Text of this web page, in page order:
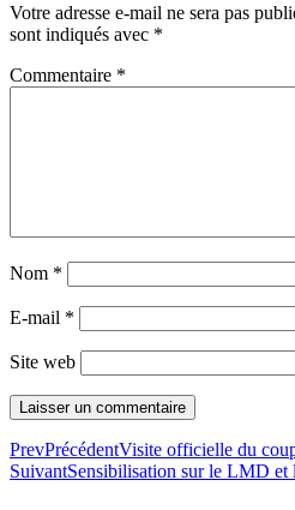
Votre adresse e-mail ne sera pas
sont indiqués avec *
Commentaire *
Nom *
E-mail *
Site web
PrevPrécédentVisite officielle du
SuivantSensibilisation sur le LMD et